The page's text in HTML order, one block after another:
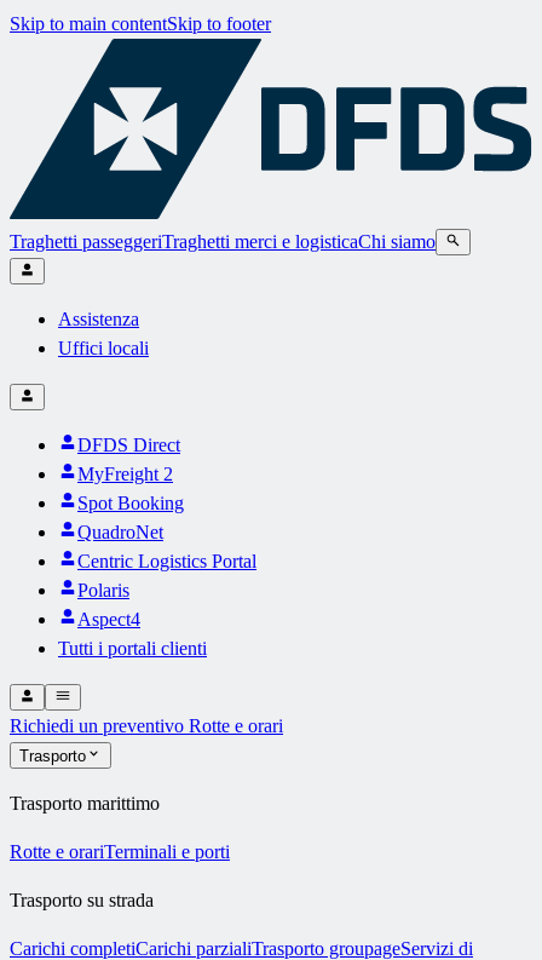
Skip to main contentSkip to footer
Traghetti passeggeriTraghetti merci e logisticaChi siamo
Assistenza
Uffici locali
DFDS Direct
MyFreight 2
Spot Booking
QuadroNet
Centric Logistics Portal
Polaris
Aspect4
Tutti i portali clienti
Richiedi un preventivo Rotte e orari
Trasporto
Trasporto marittimo
Rotte e orariTerminali e porti
Trasporto su strada
Carichi completiCarichi parzialiTrasporto groupageServizi di